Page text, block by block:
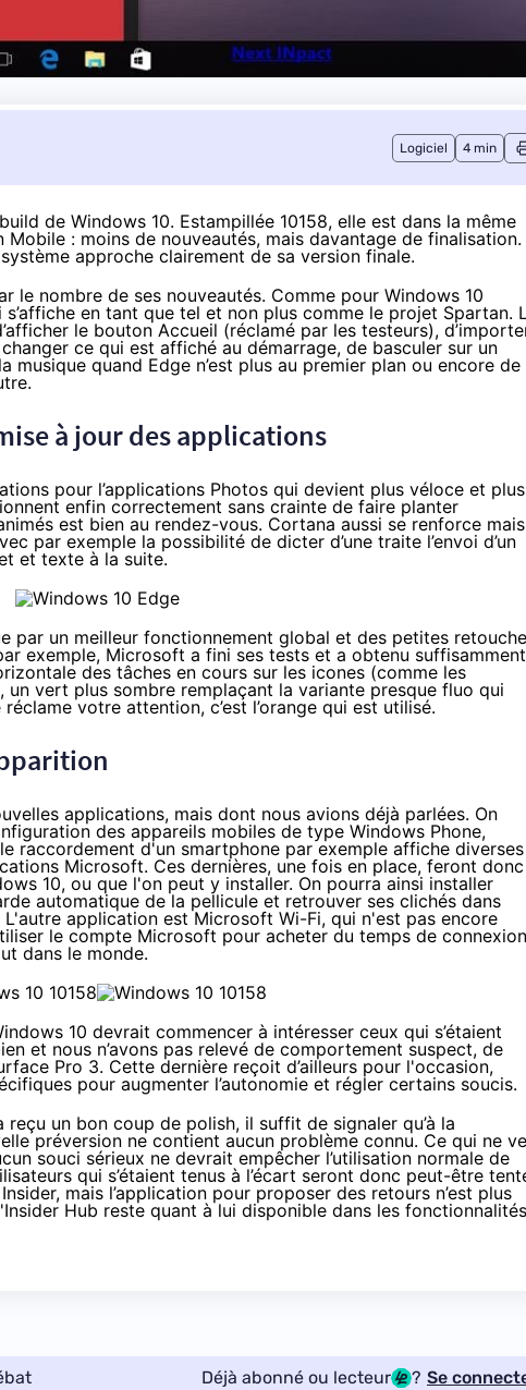
Logiciel 4 min
de Windows 10. Estampillée 10158, elle est dans la même
: moins de nouveautés, mais davantage de finalisation.
approche clairement de sa version finale.
le nombre de ses nouveautés. Comme pour Windows 10
en tant que tel et non plus comme le projet Spartan.
le bouton Accueil (réclamé par les testeurs),
ce qui est affiché au démarrage, de basculer sur un
quand Edge n’est plus au premier plan ou encore de
à jour des applications
pour l’applications Photos qui devient plus véloce et plus
enfin correctement sans crainte de faire planter
est bien au rendez-vous. Cortana aussi se renforce mais
par exemple la possibilité de dicter d’une traite l’envoi d’un
et texte à la suite.
par un meilleur fonctionnement global et des petites
exemple, Microsoft a fini ses tests et a obtenu suffisamment
des tâches en cours sur les icones (comme les
vert plus sombre remplaçant la variante presque fluo qui
votre attention, c’est l’orange qui est utilisé.
applications, mais dont nous avions déjà parlées. On
des appareils mobiles de type Windows Phone,
raccordement d'un smartphone par exemple affiche diverses
Microsoft. Ces dernières, une fois en place, feront
10, ou que l'on peut y installer. On pourra ainsi installer
automatique de la pellicule et retrouver ses clichés dans
L'autre application est Microsoft Wi-Fi, qui n'est pas encore
le compte Microsoft pour acheter du temps de connexion
dans le monde.
10 devrait commencer à intéresser ceux qui s’étaient
et nous n’avons pas relevé de comportement suspect, de
Pro 3. Cette dernière reçoit d’ailleurs pour l'occasion,
pour augmenter l’autonomie et régler certains soucis.
un bon coup de polish, il suffit de signaler qu’à la
préversion ne contient aucun problème connu. Ce qui ne
souci sérieux ne devrait empêcher l’utilisation normale de
qui s’étaient tenus à l’écart seront donc peut-être
mais l’application pour proposer des retours n’est plus
Hub reste quant à lui disponible dans les fonctionnalités
Déjà abonné ou lecteur ? Se